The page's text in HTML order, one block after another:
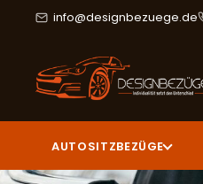
info@designbezuege.de
AUTOSITZBEZÜGE